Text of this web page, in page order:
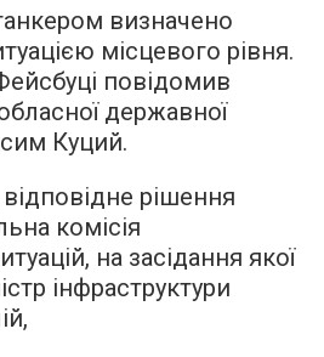
визначено
місцевого рівня.
повідомив
державної
Куций.
рішення
комісія
на засідання якої
інфраструктури